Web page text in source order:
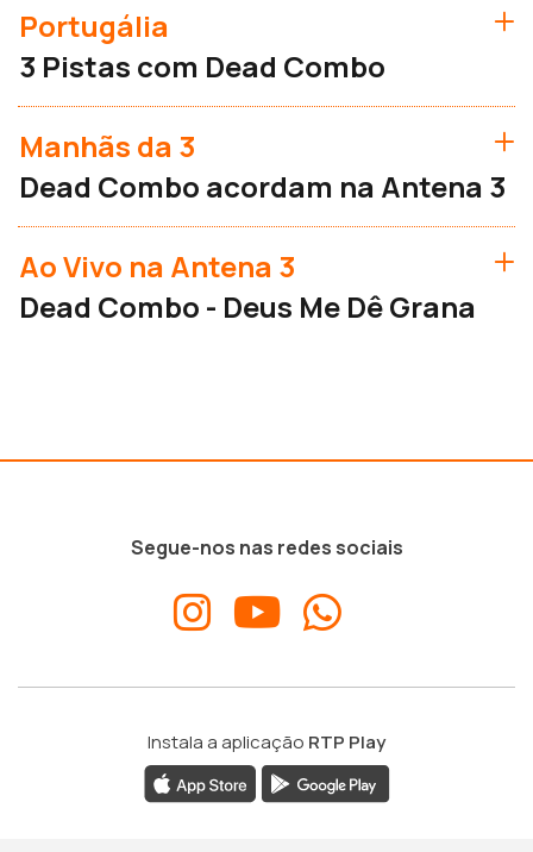
Portugália
3 Pistas com Dead Combo
Manhãs da 3
Dead Combo acordam na Antena 3
Ao Vivo na Antena 3
Dead Combo - Deus Me Dê Grana
Segue-nos nas redes sociais
Instala a aplicação RTP Play